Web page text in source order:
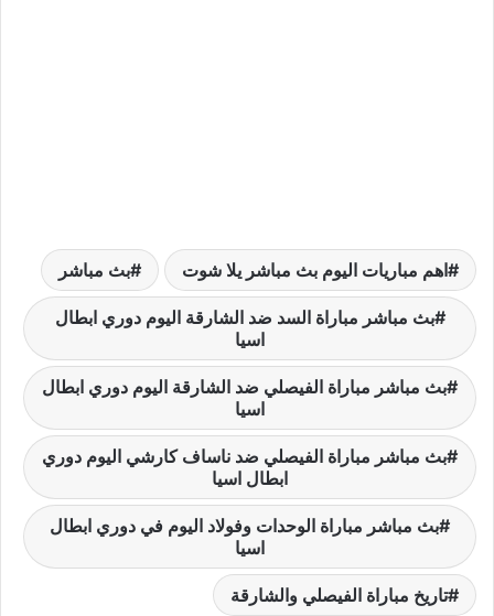
اهم مباريات اليوم بث مباشر يلا شوت بث مباشر
بث مباشر مباراة السد ضد الشارقة اليوم دوري ابطال
اسيا
بث مباشر مباراة الفيصلي ضد الشارقة اليوم دوري ابطال
اسيا
بث مباشر مباراة الفيصلي ضد ناساف كارشي اليوم دوري
ابطال اسيا
بث مباشر مباراة الوحدات وفولاد اليوم في دوري ابطال
اسيا
تاريخ مباراة الفيصلي والشارقة